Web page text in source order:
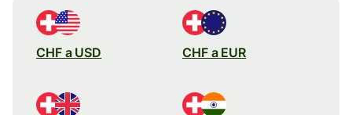
CHF a USD CHF a EUR